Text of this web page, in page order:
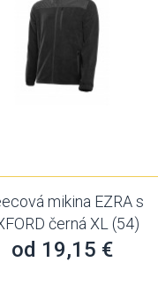
mikina EZRA s
černá XL (54)
od 19,15 €